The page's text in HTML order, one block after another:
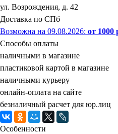
ул. Возрождения, д. 42
Доставка по СПб
Возможна на 09.08.2026: от 1000
Способы оплаты
наличными в магазине
пластиковой картой в магазине
наличными курьеру
онлайн-оплата на сайте
безналичный расчет для юр.лиц
Особенности